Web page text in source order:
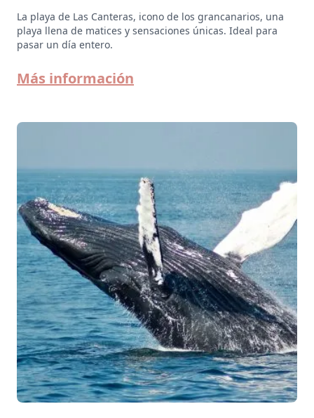
La playa de Las Canteras, icono de los grancanarios, una
playa llena de matices y sensaciones únicas. Ideal para
pasar un día entero.
Más información